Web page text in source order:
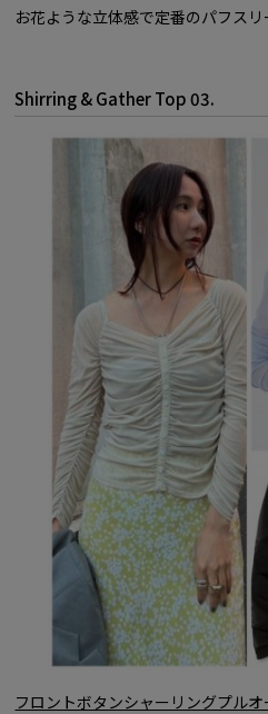
お花ような立体感で定番のパフスリ
Shirring & Gather Top 03.
フロントボタンシャーリングプルオ